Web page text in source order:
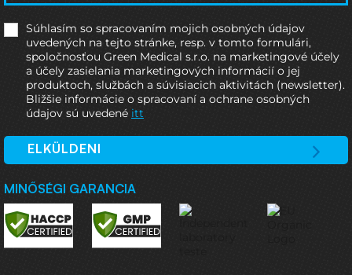
Súhlasím so spracovaním mojich osobných údajov
uvedených na tejto stránke, resp. v tomto formulári,
spoločnosťou Green Medical s.r.o. na marketingové účely
a účely zasielania marketingových informácií o jej
produktoch, službách a súvisiacich aktivitách (newsletter).
Bližšie informácie o spracovaní a ochrane osobných
údajov sú uvedené itt
ELKÜLDENI
MINŐSÉGI GARANCIA